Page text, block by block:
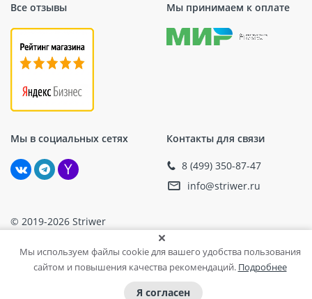
Все отзывы Мы принимаем к оплате
Мы в социальных сетях Контакты для связи
8 (499) 350-87-47
info@striwer.ru
© 2019-2026 Striwer
Информация на сайте носит справочный характер и не является
публичной офертой. Актуальные цены, наличие, единицу измерения
и комплектацию уточняйте при подтверждении заказа у менеджера.
Мы используем файлы cookie для вашего удобства пользования
сайтом и повышения качества рекомендаций. Подробнее
Я согласен